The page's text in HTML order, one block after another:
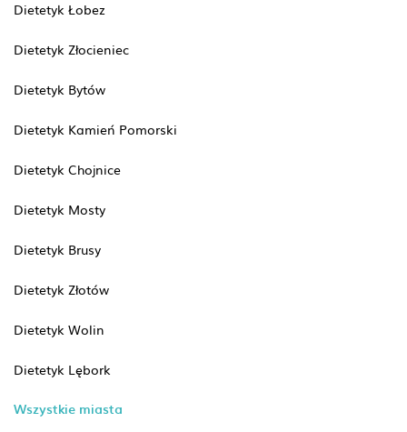
Dietetyk Łobez
Dietetyk Złocieniec
Dietetyk Bytów
Dietetyk Kamień Pomorski
Dietetyk Chojnice
Dietetyk Mosty
Dietetyk Brusy
Dietetyk Złotów
Dietetyk Wolin
Dietetyk Lębork
Wszystkie miasta